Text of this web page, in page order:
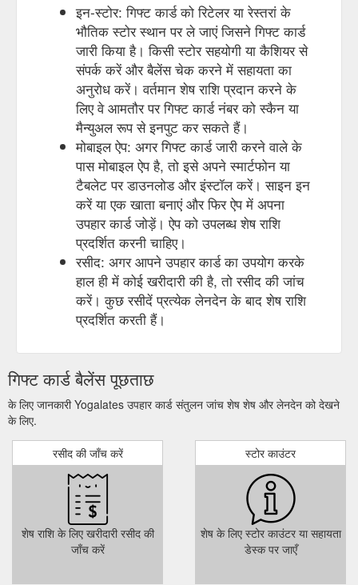
इन-स्टोर: गिफ्ट कार्ड को रिटेलर या रेस्तरां के
भौतिक स्टोर स्थान पर ले जाएं जिसने गिफ्ट कार्ड
जारी किया है। किसी स्टोर सहयोगी या कैशियर से
संपर्क करें और बैलेंस चेक करने में सहायता का
अनुरोध करें। वर्तमान शेष राशि प्रदान करने के
लिए वे आमतौर पर गिफ्ट कार्ड नंबर को स्कैन या
मैन्युअल रूप से इनपुट कर सकते हैं।
मोबाइल ऐप: अगर गिफ्ट कार्ड जारी करने वाले के
पास मोबाइल ऐप है, तो इसे अपने स्मार्टफोन या
टैबलेट पर डाउनलोड और इंस्टॉल करें। साइन इन
करें या एक खाता बनाएं और फिर ऐप में अपना
उपहार कार्ड जोड़ें। ऐप को उपलब्ध शेष राशि
प्रदर्शित करनी चाहिए।
रसीद: अगर आपने उपहार कार्ड का उपयोग करके
हाल ही में कोई खरीदारी की है, तो रसीद की जांच
करें। कुछ रसीदें प्रत्येक लेनदेन के बाद शेष राशि
प्रदर्शित करती हैं।
गिफ्ट कार्ड बैलेंस पूछताछ
के लिए जानकारी Yogalates उपहार कार्ड संतुलन जांच शेष शेष और लेनदेन को देखने
के लिए.
रसीद की जाँच करें
शेष राशि के लिए खरीदारी रसीद की
जाँच करें
स्टोर काउंटर
शेष के लिए स्टोर काउंटर या सहायता
डेस्क पर जाएँ